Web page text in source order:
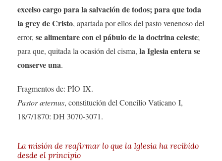
excelso cargo para la salvación de todos; para que toda
la grey de Cristo, apartada por ellos del pasto venenoso del
error, se alimentare con el pábulo de la doctrina celeste;
para que, quitada la ocasión del cisma, la Iglesia entera se
conserve una.
Fragmentos de: PÍO IX.
Pastor æternus, constitución del Concilio Vaticano I,
18/7/1870: DH 3070-3071.
La misión de reafirmar lo que la Iglesia ha recibido
desde el principio